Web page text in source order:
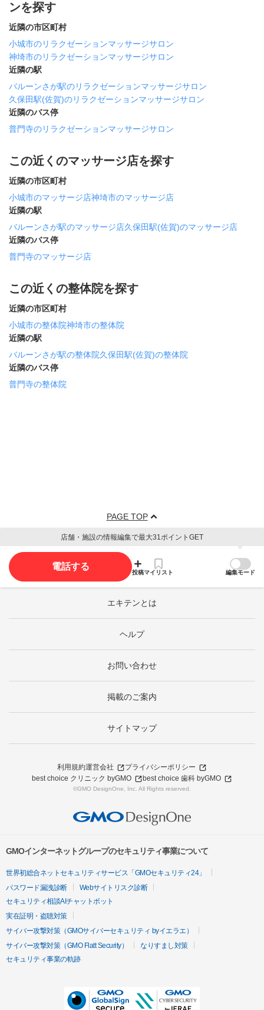
ンを探す
近隣の市区町村
小城市のリラクゼーションマッサージサロン
神埼市のリラクゼーションマッサージサロン
近隣の駅
バルーンさが駅のリラクゼーションマッサージサロン
久保田駅(佐賀)のリラクゼーションマッサージサロン
近隣のバス停
普門寺のリラクゼーションマッサージサロン
この近くのマッサージ店を探す
近隣の市区町村
小城市のマッサージ店神埼市のマッサージ店
近隣の駅
バルーンさが駅のマッサージ店久保田駅(佐賀)のマッサージ店
近隣のバス停
普門寺のマッサージ店
この近くの整体院を探す
近隣の市区町村
小城市の整体院神埼市の整体院
近隣の駅
バルーンさが駅の整体院久保田駅(佐賀)の整体院
近隣のバス停
普門寺の整体院
PAGE TOP
店舗・施設の情報編集で最大31ポイントGET
電話する
投稿マイリスト 編集モード
エキテンとは
ヘルプ
お問い合わせ
掲載のご案内
サイトマップ
利用規約運営会社
プライバシーポリシー
best choice クリニック byGMO
best choice 歯科 byGMO
©GMO DesignOne, Inc. All Rights reserved.
GMOインターネットグループのセキュリティ事業について
世界初総合ネットセキュリティサービス「GMOセキュリティ24」
パスワード漏洩診断
Webサイトリスク診断
セキュリティ相談AIチャットボット
実在証明・盗聴対策
サイバー攻撃対策（GMOサイバーセキュリティ byイエラエ）
サイバー攻撃対策（GMO Flatt Security）
なりすまし対策
セキュリティ事業の軌跡